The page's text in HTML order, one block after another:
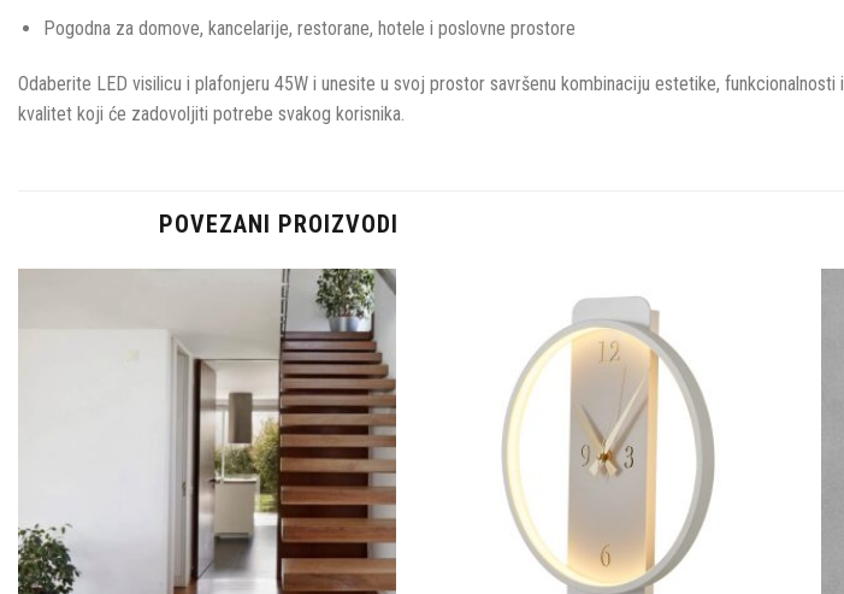
Pogodna za domove, kancelarije, restorane, hotele i poslovne prostore
Odaberite LED visilicu i plafonjeru 45W i unesite u svoj prostor savršenu kombinaciju estetike,
kvalitet koji će zadovoljiti potrebe svakog korisnika.
POVEZANI PROIZVODI
Dodaj u
omiljene